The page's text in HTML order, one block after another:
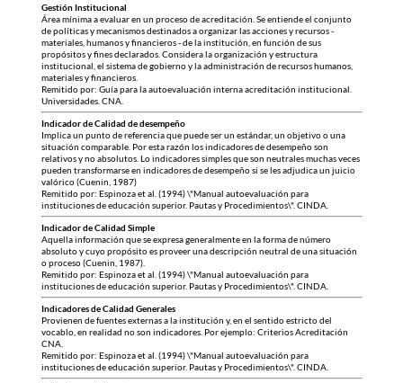
Gestión Institucional
Área mínima a evaluar en un proceso de acreditación. Se entiende el conjunto
de políticas y mecanismos destinados a organizar las acciones y recursos -
materiales, humanos y financieros - de la institución, en función de sus
propósitos y fines declarados. Considera la organización y estructura
institucional, el sistema de gobierno y la administración de recursos humanos,
materiales y financieros.
Remitido por: Guía para la autoevaluación interna acreditación institucional.
Universidades. CNA.
Indicador de Calidad de desempeño
Implica un punto de referencia que puede ser un estándar, un objetivo o una
situación comparable. Por esta razón los indicadores de desempeño son
relativos y no absolutos. Lo indicadores simples que son neutrales muchas veces
pueden transformarse en indicadores de desempeño si se les adjudica un juicio
valórico (Cuenin, 1987)
Remitido por: Espinoza et al. (1994) \"Manual autoevaluación para
instituciones de educación superior. Pautas y Procedimientos\". CINDA.
Indicador de Calidad Simple
Aquella información que se expresa generalmente en la forma de número
absoluto y cuyo propósito es proveer una descripción neutral de una situación
o proceso (Cuenin, 1987).
Remitido por: Espinoza et al. (1994) \"Manual autoevaluación para
instituciones de educación superior. Pautas y Procedimientos\". CINDA.
Indicadores de Calidad Generales
Provienen de fuentes externas a la institución y, en el sentido estricto del
vocablo, en realidad no son indicadores. Por ejemplo: Criterios Acreditación
CNA.
Remitido por: Espinoza et al. (1994) \"Manual autoevaluación para
instituciones de educación superior. Pautas y Procedimientos\". CINDA.